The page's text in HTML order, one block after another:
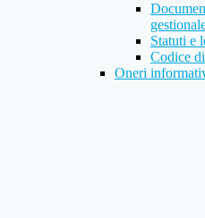
Statuti e
Codice
Oneri